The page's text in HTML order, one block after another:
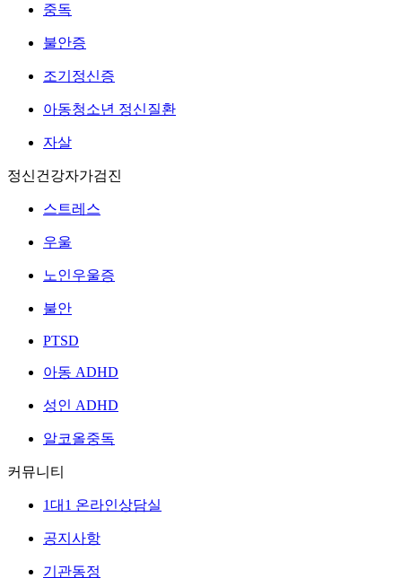
중독
불안증
조기정신증
아동청소년 정신질환
자살
정신건강자가검진
스트레스
우울
노인우울증
불안
PTSD
아동 ADHD
성인 ADHD
알코올중독
커뮤니티
1대1 온라인상담실
공지사항
기관동정